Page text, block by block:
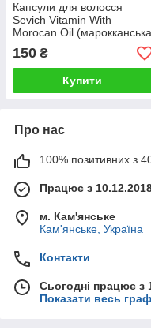
Капсули для волосся
Sevich Vitamin With
Morocan Oil (марокканська
олія) 30 капсул
150 ₴
Купити
Про нас
100% позитивних з
Працює з
м. Кам'янське
Кам'янське, Україна
Контакти
Сьогодні працює з
Показати весь